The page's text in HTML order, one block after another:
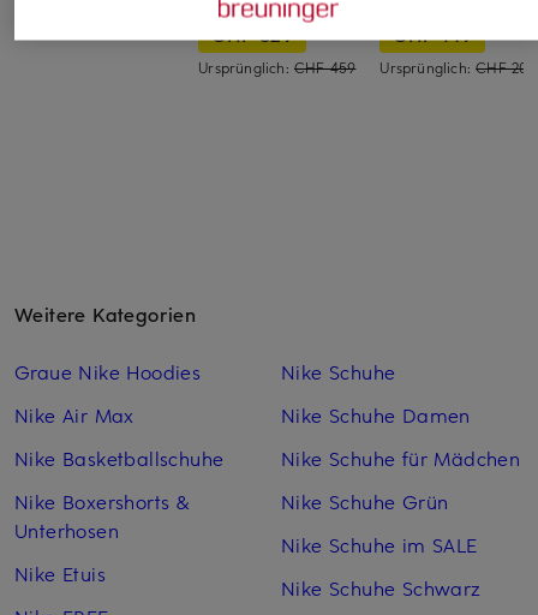
CHF 329
Ursprünglich: CHF 459
CHF 149
Ursprünglich:CHF 200
Weitere Kategorien
Graue Nike Hoodies
Nike Air Max
Nike Basketballschuhe
Nike Boxershorts &
Unterhosen
Nike Etuis
Nike Schuhe
Nike Schuhe Damen
Nike Schuhe für Mädchen
Nike Schuhe Grün
Nike Schuhe im SALE
Nike Schuhe Schwarz